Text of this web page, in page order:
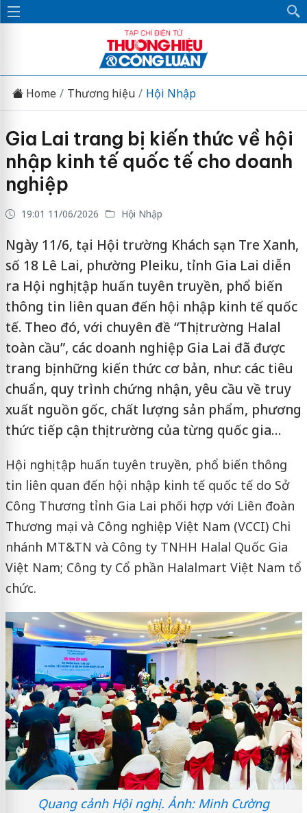
Home Thương hiệu Hội Nhập
Gia Lai trang bị kiến thức về hội
nhập kinh tế quốc tế cho doanh
nghiệp
19:01 11/06/2026 Hội Nhập
Ngày 11/6, tại Hội trường Khách sạn Tre Xanh,
số 18 Lê Lai, phường Pleiku, tỉnh Gia Lai diễn
ra Hội nghị tập huấn tuyên truyền, phổ biến
thông tin liên quan đến hội nhập kinh tế quốc
tế. Theo đó, với chuyên đề “Thị trường Halal
toàn cầu”, các doanh nghiệp Gia Lai đã được
trang bị những kiến thức cơ bản, như: các tiêu
chuẩn, quy trình chứng nhận, yêu cầu về truy
xuất nguồn gốc, chất lượng sản phẩm, phương
thức tiếp cận thị trường của từng quốc gia…
Hội nghị tập huấn tuyên truyền, phổ biến thông
tin liên quan đến hội nhập kinh tế quốc tế do Sở
Công Thương tỉnh Gia Lai phối hợp với Liên đoàn
Thương mại và Công nghiệp Việt Nam (VCCI) Chi
nhánh MT&TN và Công ty TNHH Halal Quốc Gia
Việt Nam; Công ty Cổ phần Halalmart Việt Nam tổ
chức.
Quang cảnh Hội nghị. Ảnh: Minh Cường